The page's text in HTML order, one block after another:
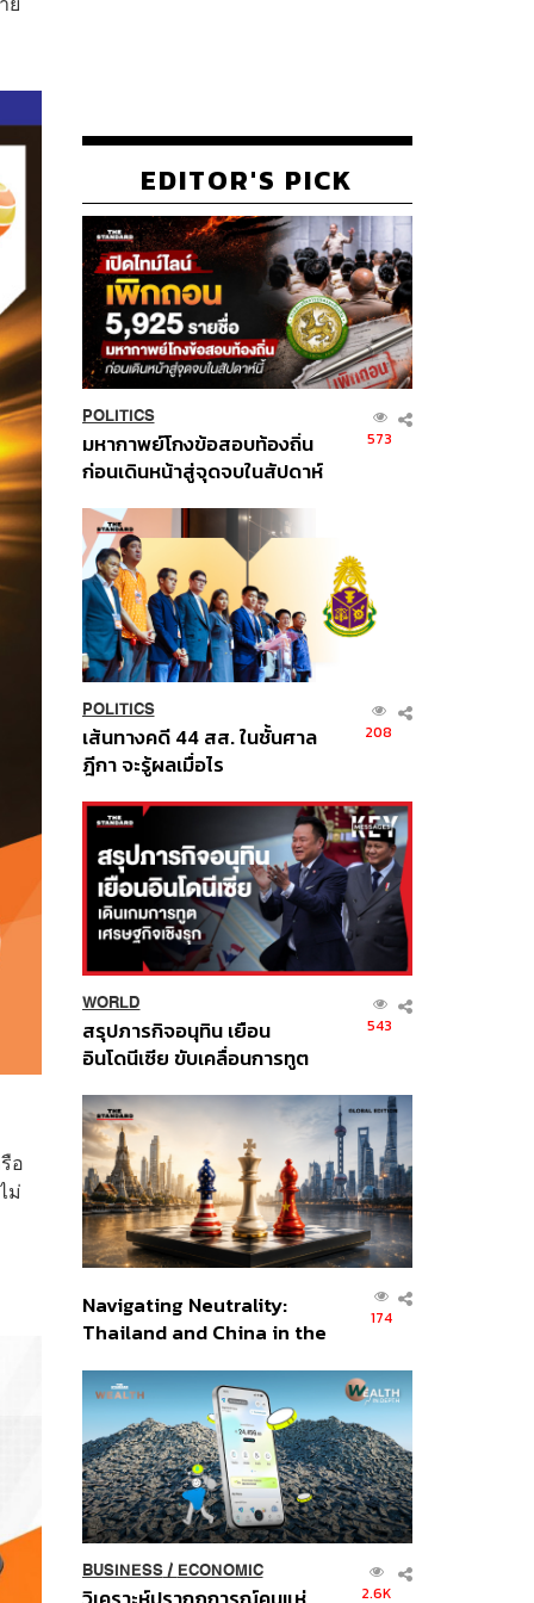
อ
ม่
EDITOR'S PICK
POLITICS
มหากาพย์โกงข้อสอบท้องถิ่น
ก่อนเดินหน้าสู่จุดจบในสัปดาห์
573
POLITICS
เส้นทางคดี 44 สส. ในชั้นศาล
ฎีกา จะรู้ผลเมื่อไร
208
WORLD
สรุปภารกิจอนุทิน เยือน
อินโดนีเซีย ขับเคลื่อนการทูต
ส่วนยุทธศาสตร์ไทย –
อินโดนีเซีย
543
Navigating Neutrality:
Thailand and China in the
Order
174
BUSINESS/ ECONOMIC
2.6K